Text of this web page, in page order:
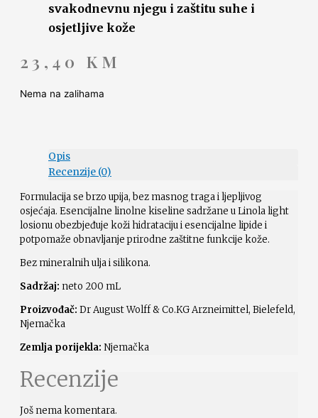
svakodnevnu njegu i zaštitu suhe i
osjetljive kože
23,40 KM
Nema na zalihama
Opis
Recenzije (0)
Formulacija se brzo upija, bez masnog traga i ljepljivog
osjećaja. Esencijalne linolne kiseline sadržane u Linola light
losionu obezbjeđuje koži hidrataciju i esencijalne lipide i
potpomaže obnavljanje prirodne zaštitne funkcije kože.
Bez mineralnih ulja i silikona.
Sadržaj: neto 200 mL
Proizvođač: Dr August Wolff & Co.KG Arzneimittel, Bielefeld,
Njemačka
Zemlja porijekla: Njemačka
Recenzije
Još nema komentara.